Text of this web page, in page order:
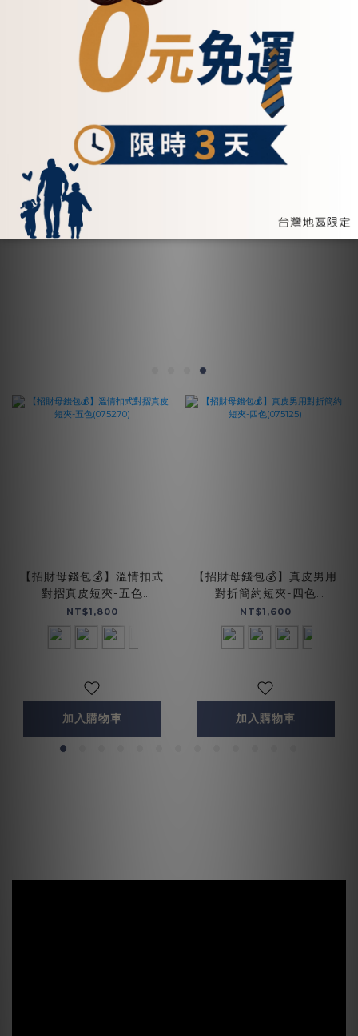
(074349)
NT$2,200
加入購物車
【招財母錢包💰】溫情扣式
對摺真皮短夾-五色
(075270)
NT$1,800
加入購物車
【招財母錢包💰】真皮男用
對折簡約短夾-四色
(075125)
NT$1,600
加入購物車